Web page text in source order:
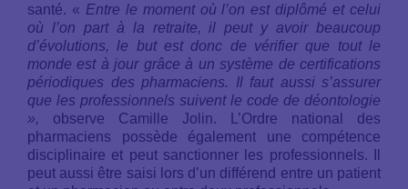
santé. « Entre le moment où l’on est diplômé et celui
où l’on part à la retraite, il peut y avoir beaucoup
d’évolutions, le but est donc de vérifier que tout le
monde est à jour grâce à un système de certifications
périodiques des pharmaciens. Il faut aussi s’assurer
que les professionnels suivent le code de déontologie
», observe Camille Jolin. L’Ordre national des
pharmaciens possède également une compétence
disciplinaire et peut sanctionner les professionnels. Il
peut aussi être saisi lors d’un différend entre un patient